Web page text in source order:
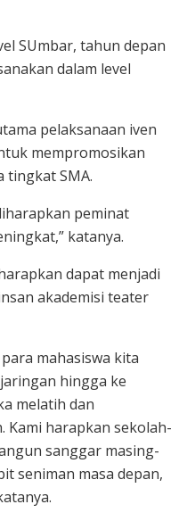
SUmbar, tahun depan
dalam level
pelaksanaan iven
mempromosikan
tingkat SMA.
peminat
katanya.
dapat menjadi
akademisi teater
mahasiswa kita
hingga ke
melatih dan
Kami harapkan sekolah-
sanggar masing-
seniman masa depan,